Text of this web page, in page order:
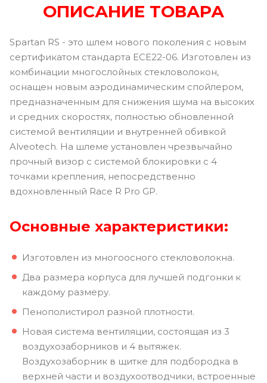
ОПИСАНИЕ ТОВАРА
Spartan RS - это шлем нового поколения с новым
сертификатом стандарта ECE22-06. Изготовлен из
комбинации многослойных стекловолокон,
оснащен новым аэродинамическим спойлером,
предназначенным для снижения шума на высоких
и средних скоростях, полностью обновленной
системой вентиляции и внутренней обивкой
Alveotech. На шлеме установлен чрезвычайно
прочный визор с системой блокировки с 4
точками крепления, непосредственно
вдохновленный Race R Pro GP.
Основные характеристики:
Изготовлен из многоосного стекловолокна.
Два размера корпуса для лучшей подгонки к
каждому размеру.
Пенополистирол разной плотности.
Новая система вентиляции, состоящая из 3
воздухозаборников и 4 вытяжек.
Воздухозаборник в щитке для подбородка в
верхней части и воздухоотводчики, встроенные